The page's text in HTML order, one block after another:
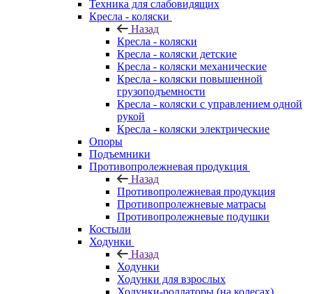
Техника для слабовидящих
Кресла - коляски
Назад
Кресла - коляски
Кресла - коляски детские
Кресла - коляски механические
Кресла - коляски повышенной
грузоподъемности
Кресла - коляски с управлением одной
рукой
Кресла - коляски электрические
Опоры
Подъемники
Противопролежневая продукция
Назад
Противопролежневая продукция
Противопролежневые матрасы
Противопролежневые подушки
Костыли
Ходунки
Назад
Ходунки
Ходунки для взрослых
Ходунки-роллаторы (на колесах)